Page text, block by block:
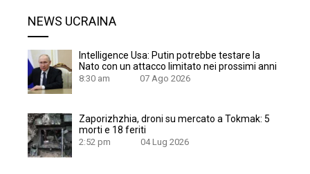
NEWS UCRAINA
Intelligence Usa: Putin potrebbe testare la
Nato con un attacco limitato nei prossimi anni
8:30 am 07 Ago 2026
Zaporizhzhia, droni su mercato a Tokmak: 5
morti e 18 feriti
2:52 pm 04 Lug 2026